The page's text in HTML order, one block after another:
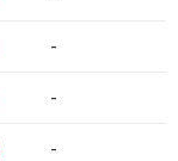
-
-
-